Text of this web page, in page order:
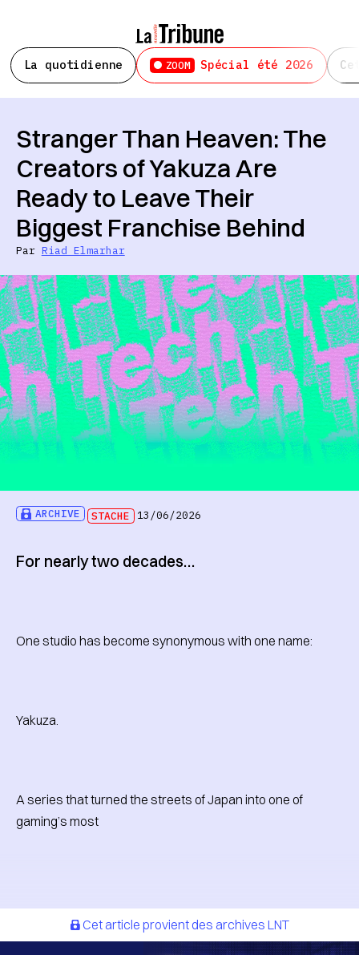
La quotidienne ZOOM Spécial été 2026
ARCHIVE STACHE 13/06/2026
Stranger Than Heaven: The
Creators of Yakuza Are
Ready to Leave Their
Biggest Franchise Behind
Par Riad Elmarhar
For nearly two decades…
One studio has become synonymous with one name:
Yakuza.
A series that turned the streets of Japan into one of
gaming’s most
Cet article provient des archives LNT